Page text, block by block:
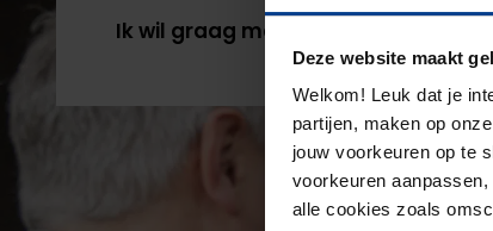
Deze website maakt
Welkom! Leuk dat je
partijen, maken op
jouw voorkeuren op te
voorkeuren aanpassen,
alle cookies zoals
Ik wil graag meer weten over GBBO